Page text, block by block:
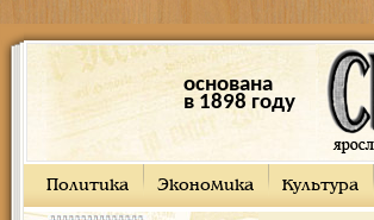
основана
в 1898 году
Политика Экономика Культура